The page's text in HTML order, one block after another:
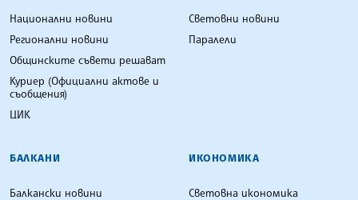
Национални новини
Регионални новини
Общинските съвети решават
Куриер (Официални актове и
съобщения)
ЦИК
Световни новини
Паралели
БАЛКАНИ
Балкански новини
ИКОНОМИКА
Световна икономика